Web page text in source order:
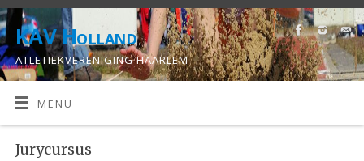
KAV Holland
ATLETIEKVERENIGING HAARLEM
MENU
Jurycursus